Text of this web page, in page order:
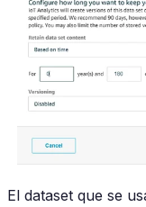
El dataset que se